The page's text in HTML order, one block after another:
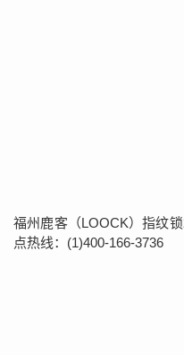
福州鹿客（LOOCK）指纹
点热线：(1)400-166-3736